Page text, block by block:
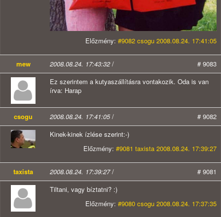
Előzmény: #9082 csogu 2008.08.24. 17:41:05
mew 2008.08.24. 17:43:32/
# 9083
Ez szerintem a kutyaszállításra vontakozik. Oda is van
írva: Harap
csogu 2008.08.24. 17:41:05/
# 9082
Kinek-kinek ízlése szerint:-)
Előzmény: #9081 taxista 2008.08.24. 17:39:27
taxista 2008.08.24. 17:39:27/
# 9081
Tiltani, vagy bíztatni? :)
Előzmény: #9080 csogu 2008.08.24. 17:37:35